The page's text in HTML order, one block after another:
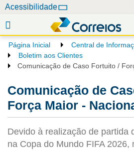
Acessibilidade
Página Inicial
Central de
Boletim aos Clientes
Comunicação de Caso Fortuito /
Comunicação de
Força Maior -
Devido à realização de partida
na Copa do Mundo FIFA 2026,